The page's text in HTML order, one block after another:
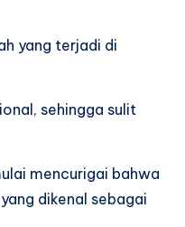
yang terjadi di
sehingga sulit
mencurigai bahwa
dikenal sebagai